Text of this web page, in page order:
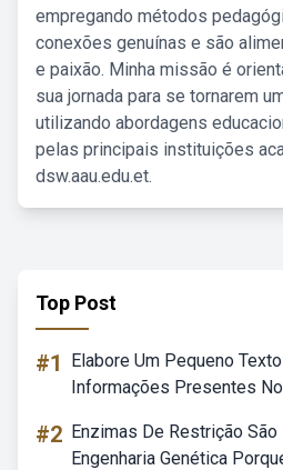
empregando métodos
conexões genuínas e são
e paixão. Minha missão é
sua jornada para se tornarem
utilizando abordagens
pelas principais instituições
dsw.aau.edu.et.
Top Post
#1
Elabore Um Pequeno
Informações Presentes
#2 Enzimas De Restrição São
Engenharia Genética